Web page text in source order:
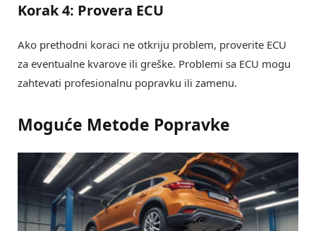
Korak 4: Provera ECU
Ako prethodni koraci ne otkriju problem, proverite ECU
za eventualne kvarove ili greške. Problemi sa ECU mogu
zahtevati profesionalnu popravku ili zamenu.
Moguće Metode Popravke